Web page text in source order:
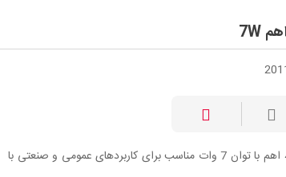
مقاومت کربنی 43 اهم با توان 7 وات مناسب برای کاربردهای عمومی و صنعتی با